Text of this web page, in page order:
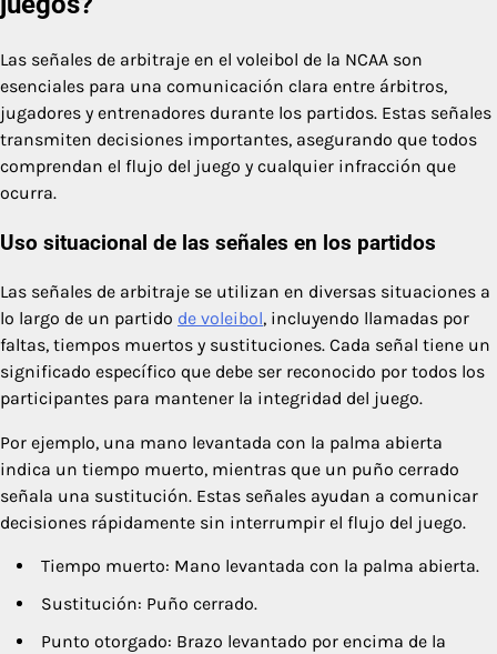
Las señales de arbitraje en el voleibol de la NCAA son
esenciales para una comunicación clara entre árbitros,
jugadores y entrenadores durante los partidos. Estas señales
transmiten decisiones importantes, asegurando que todos
comprendan el flujo del juego y cualquier infracción que
ocurra.
Uso situacional de las señales en los partidos
Las señales de arbitraje se utilizan en diversas situaciones a
lo largo de un partido de voleibol, incluyendo llamadas por
faltas, tiempos muertos y sustituciones. Cada señal tiene un
significado específico que debe ser reconocido por todos los
participantes para mantener la integridad del juego.
Por ejemplo, una mano levantada con la palma abierta
indica un tiempo muerto, mientras que un puño cerrado
señala una sustitución. Estas señales ayudan a comunicar
decisiones rápidamente sin interrumpir el flujo del juego.
Tiempo muerto: Mano levantada con la palma abierta.
Sustitución: Puño cerrado.
Punto otorgado: Brazo levantado por encima de la